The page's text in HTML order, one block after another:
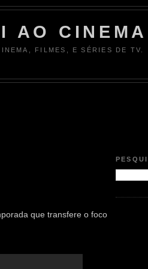
AO CINEMA
FILMES, E SÉRIES DE TV.
que transfere o foco